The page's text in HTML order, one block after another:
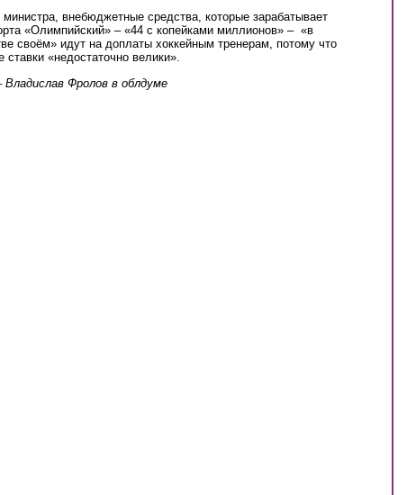
внебюджетные средства, которые зарабатывает
«Олимпийский» – «44 с копейками миллионов» – «в
своём» идут на доплаты хоккейным тренерам, потому что
«недостаточно велики».
Фролов в облдуме